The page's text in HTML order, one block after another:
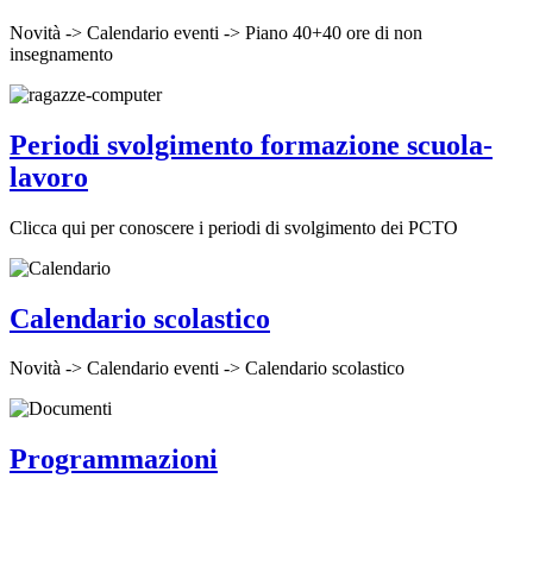
Novità -> Calendario eventi -> Piano 40+40 ore di non
insegnamento
Periodi svolgimento formazione scuola-
lavoro
Clicca qui per conoscere i periodi di svolgimento dei PCTO
Calendario scolastico
Novità -> Calendario eventi -> Calendario scolastico
Programmazioni